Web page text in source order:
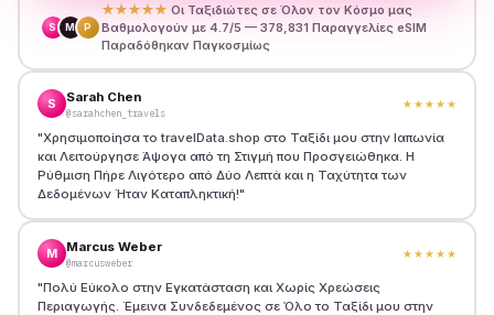
S M P
★★★★★ Οι Ταξιδιώτες σε Όλον τον Κόσμο μας
Βαθμολογούν με 4.7/5 — 378,831 Παραγγελίες eSIM
Παραδόθηκαν Παγκοσμίως
S Sarah Chen
@sarahchen_travels
★★★★★
"Χρησιμοποίησα το travelData.shop στο Ταξίδι μου στην Ιαπωνία
και Λειτούργησε Άψογα από τη Στιγμή που Προσγειώθηκα. Η
Ρύθμιση Πήρε Λιγότερο από Δύο Λεπτά και η Ταχύτητα των
Δεδομένων Ήταν Καταπληκτική!"
M Marcus Weber
@marcusweber
★★★★★
"Πολύ Εύκολο στην Εγκατάσταση και Χωρίς Χρεώσεις
Περιαγωγής. Έμεινα Συνδεδεμένος σε Όλο το Ταξίδι μου στην